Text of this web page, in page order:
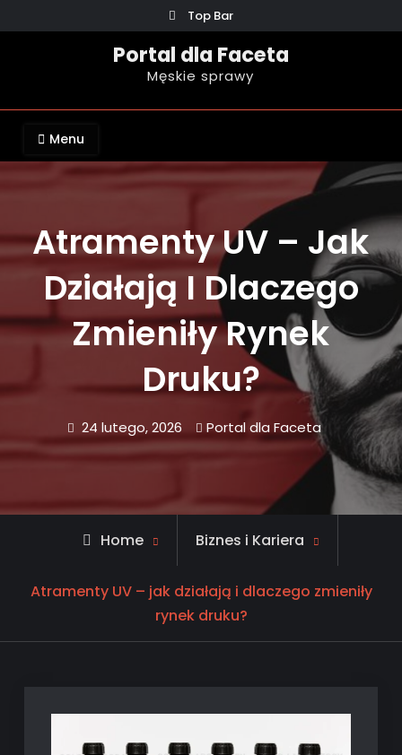
to
Top Bar
Portal dla Faceta
Męskie sprawy
Menu
Atramenty UV – Jak
Działają I Dlaczego
Zmieniły Rynek
Druku?
24 lutego, 2026 Portal dla Faceta
Home Biznes i Kariera
Atramenty UV – jak działają i dlaczego zmieniły
rynek druku?